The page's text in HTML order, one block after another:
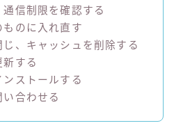
信制限を確認する
のに入れ直す
、キャッシュを削除する
する
ストールする
合わせる